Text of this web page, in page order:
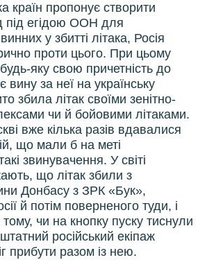
країн пропонує створити
під егідою ООН для
у збитті літака, Росія
проти цього. При цьому
яку свою причетність до
вину за неї на українську
збила літак своїми зенітно-
чи й бойовими літаками.
вже кілька разів вдавалися
що мали б на меті
звинувачення. У світі
що літак збили з
Донбасу з ЗРК «Бук»,
й потім поверненого туди, і
тому, чи на кнопку пуску тиснули
російський екіпаж
прибути разом із нею.